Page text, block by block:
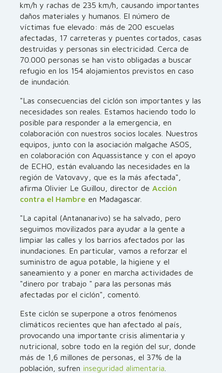
km/h y rachas de 235 km/h, causando importantes
daños materiales y humanos. El número de
víctimas fue elevado: más de 200 escuelas
afectadas, 17 carreteras y puentes cortados, casas
destruidas y personas sin electricidad. Cerca de
70.000 personas se han visto obligadas a buscar
refugio en los 154 alojamientos previstos en caso
de inundación.
"Las consecuencias del ciclón son importantes y las
necesidades son reales. Estamos haciendo todo lo
posible para responder a la emergencia, en
colaboración con nuestros socios locales. Nuestros
equipos, junto con la asociación malgache ASOS,
en colaboración con Aquassistance y con el apoyo
de ECHO, están evaluando las necesidades en la
región de Vatovavy, que es la más afectada",
afirma Olivier Le Guillou, director de Acción
contra el Hambre en Madagascar.
"La capital (Antananarivo) se ha salvado, pero
seguimos movilizados para ayudar a la gente a
limpiar las calles y los barrios afectados por las
inundaciones. En particular, vamos a reforzar el
suministro de agua potable, la higiene y el
saneamiento y a poner en marcha actividades de
"dinero por trabajo " para las personas más
afectadas por el ciclón", comentó.
Este ciclón se superpone a otros fenómenos
climáticos recientes que han afectado al país,
provocando una importante crisis alimentaria y
nutricional, sobre todo en la región del sur, donde
más de 1,6 millones de personas, el 37% de la
población, sufren inseguridad alimentaria